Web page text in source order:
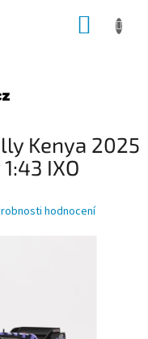
Kenya 2025
IXO
hodnocení